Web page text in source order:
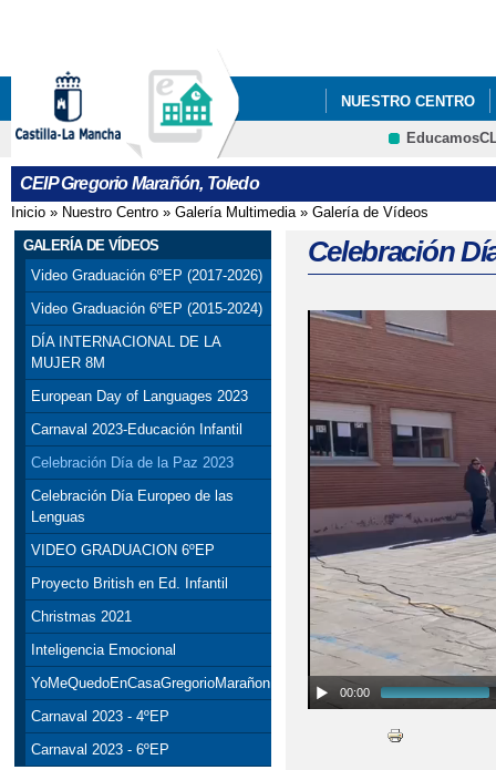
NUESTRO CENTRO
CONVENIO BRITISH
CEIP Gregorio Marañón, Toledo
Se encuentra usted aquí
Inicio » Nuestro Centro » Galería Multimedia» Galería de Vídeos
GALERÍA DE VÍDEOS
Video Graduación 6ºEP (2017-2026)
Video Graduación 6ºEP (2015-2024)
DÍA INTERNACIONAL DE LA
MUJER 8M
European Day of Languages 2023
Carnaval 2023-Educación Infantil
Celebración Día de la Paz 2023
Celebración Día Europeo de las
Lenguas
VIDEO GRADUACION 6ºEP
Proyecto British en Ed. Infantil
Christmas 2021
Inteligencia Emocional
YoMeQuedoEnCasaGregorioMarañon
Carnaval 2023 - 4ºEP
Carnaval 2023 - 6ºEP
Celebración
00:00